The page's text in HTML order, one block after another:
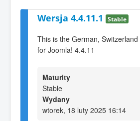
Wersja 4.4.11.1 Stable
This is the German,
for Joomla! 4.4.11
Maturity
Stable
Wydany
wtorek, 18 luty 2025 16:14